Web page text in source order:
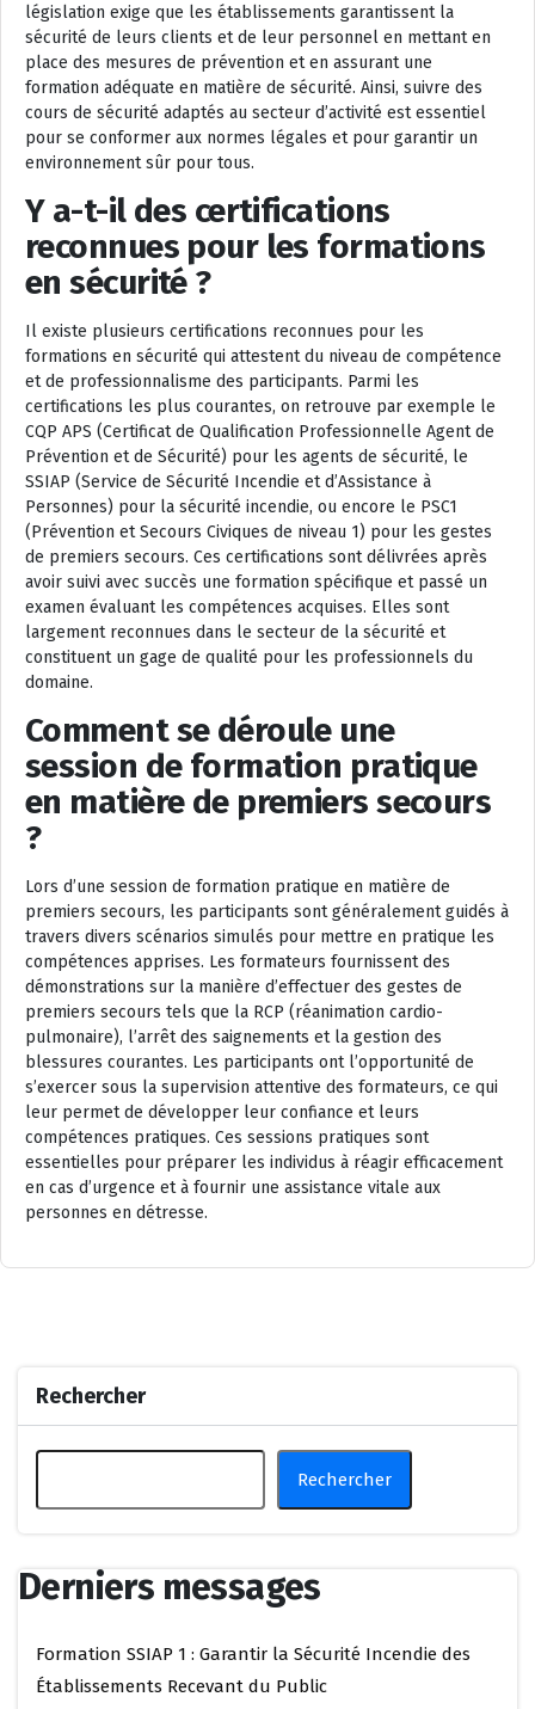
législation exige que les établissements garantissent la
sécurité de leurs clients et de leur personnel en mettant en
place des mesures de prévention et en assurant une
formation adéquate en matière de sécurité. Ainsi, suivre des
cours de sécurité adaptés au secteur d’activité est essentiel
pour se conformer aux normes légales et pour garantir un
environnement sûr pour tous.
Y a-t-il des certifications
reconnues pour les formations
en sécurité ?
Il existe plusieurs certifications reconnues pour les
formations en sécurité qui attestent du niveau de compétence
et de professionnalisme des participants. Parmi les
certifications les plus courantes, on retrouve par exemple le
CQP APS (Certificat de Qualification Professionnelle Agent de
Prévention et de Sécurité) pour les agents de sécurité, le
SSIAP (Service de Sécurité Incendie et d’Assistance à
Personnes) pour la sécurité incendie, ou encore le PSC1
(Prévention et Secours Civiques de niveau 1) pour les gestes
de premiers secours. Ces certifications sont délivrées après
avoir suivi avec succès une formation spécifique et passé un
examen évaluant les compétences acquises. Elles sont
largement reconnues dans le secteur de la sécurité et
constituent un gage de qualité pour les professionnels du
domaine.
Comment se déroule une
session de formation pratique
en matière de premiers secours
?
Lors d’une session de formation pratique en matière de
premiers secours, les participants sont généralement guidés à
travers divers scénarios simulés pour mettre en pratique les
compétences apprises. Les formateurs fournissent des
démonstrations sur la manière d’effectuer des gestes de
premiers secours tels que la RCP (réanimation cardio-
pulmonaire), l’arrêt des saignements et la gestion des
blessures courantes. Les participants ont l’opportunité de
s’exercer sous la supervision attentive des formateurs, ce qui
leur permet de développer leur confiance et leurs
compétences pratiques. Ces sessions pratiques sont
essentielles pour préparer les individus à réagir efficacement
en cas d’urgence et à fournir une assistance vitale aux
personnes en détresse.
Rechercher
Rechercher
Derniers messages
Formation SSIAP 1 : Garantir la Sécurité Incendie des
Établissements Recevant du Public